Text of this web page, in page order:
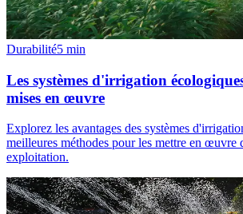
Durabilité5 min
Les systèmes d'irrigation
mises en œuvre
Explorez les avantages des systèmes
meilleures méthodes pour les mettre en œuvre
exploitation.